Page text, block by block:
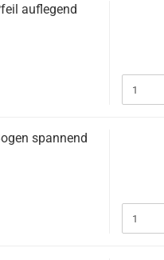
auflegend
spannend